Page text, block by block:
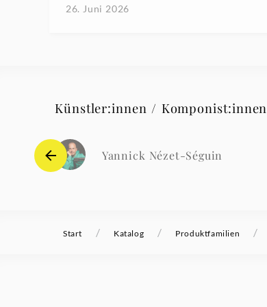
26. Juni 2026
Künstler:innen / Komponist:innen
Yannick Nézet-Séguin
Start / Katalog / Produktfamilien /